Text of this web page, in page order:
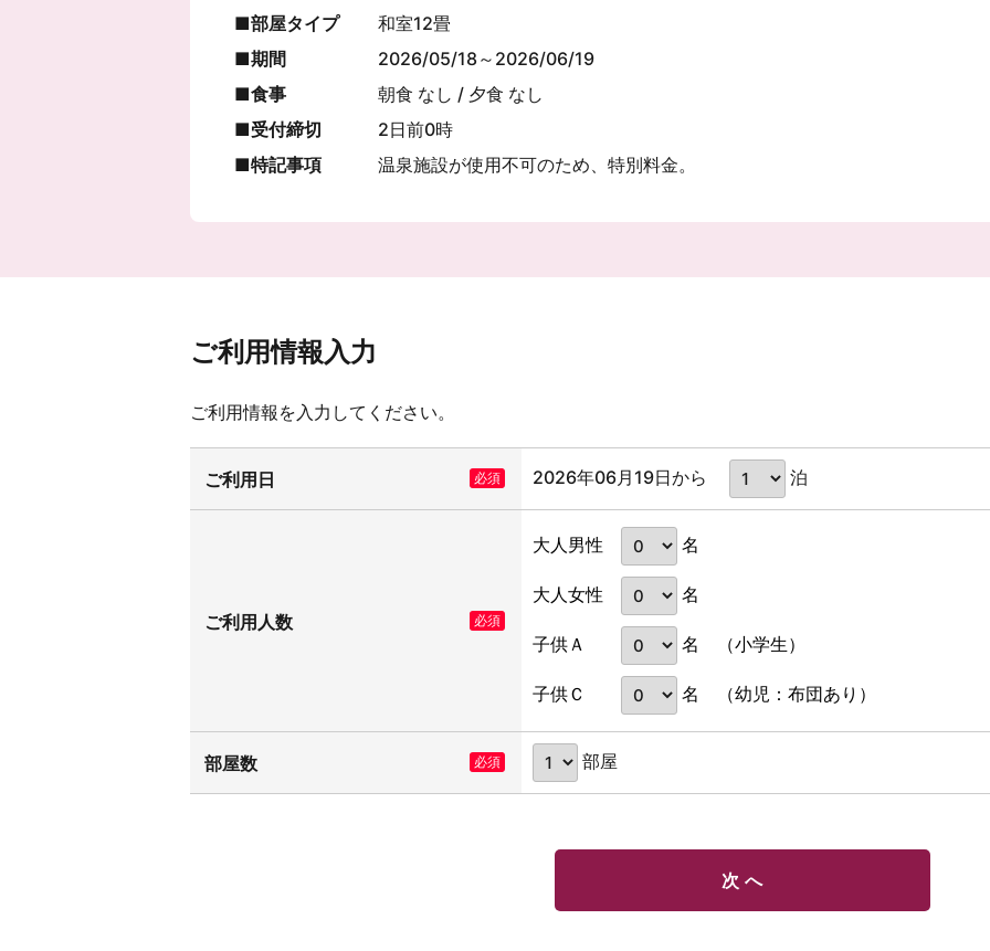
部屋タイプ
和室12畳
期間
2026/05/18～2026/06/19
食事
朝食 なし / 夕食 なし
受付締切
2日前0時
特記事項
温泉施設が使用不可のため、特別料金。
ご利用情報入力
ご利用情報を入力してください。
ご利用日 必須 2026年06月19日から 泊
ご利用人数 必須
大人男性 名
大人女性 名
子供Ａ 名 （小学生）
子供Ｃ 名 （幼児：布団あり）
部屋数 必須 部屋